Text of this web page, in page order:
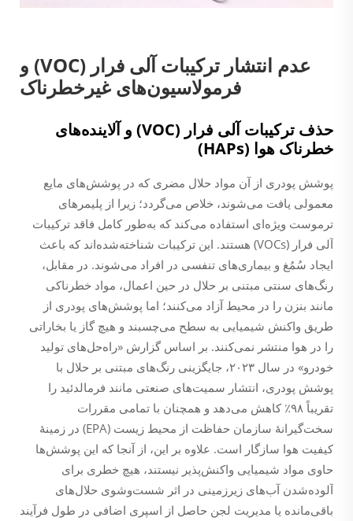
عدم انتشار ترکیبات آلی فرار (VOC) و
فرمولاسیون‌های غیرخطرناک
حذف ترکیبات آلی فرار (VOC) و آلاینده‌های
خطرناک هوا (HAPs)
پوشش پودری از آن مواد حلال مضری که در پوشش‌های مایع
معمولی یافت می‌شوند، خلاص می‌گردد؛ زیرا از پلیمرهای
ترموست ویژه‌ای استفاده می‌کند که به‌طور کامل فاقد ترکیبات
آلی فرار (VOCs) هستند. این ترکیبات شناخته‌شده‌اند که باعث
ایجاد سُمُغ و بیماری‌های تنفسی در افراد می‌شوند. در مقابل،
رنگ‌های سنتی مبتنی بر حلال در حین اعمال، مواد خطرناکی
مانند بنزن را در محیط آزاد می‌کنند؛ اما پوشش‌های پودری از
طریق واکنش شیمیایی به سطح می‌چسبند و هیچ گاز یا بخاراتی
را در هوا منتشر نمی‌کنند. بر اساس گزارش «راه‌حل‌های تولید
خودرو» در سال ۲۰۲۳، جایگزینی رنگ‌های مبتنی بر حلال با
پوشش پودری، انتشار سمیت‌های صنعتی مانند فرمالدئید را
تقریباً ۹۸٪ کاهش می‌دهد و همچنان با تمامی مقررات
سخت‌گیرانهٔ سازمان حفاظت از محیط زیست (EPA) در زمینهٔ
کیفیت هوا سازگار است. علاوه بر این، از آنجا که این پوشش‌ها
حاوی مواد شیمیایی واکنش‌پذیر نیستند، هیچ خطری برای
آلوده‌شدن آب‌های زیرزمینی در اثر شست‌وشوی حلال‌های
باقی‌مانده یا مدیریت لجن حاصل از اسپری اضافی در طول فرآیند